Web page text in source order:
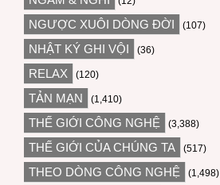
NGƯỢC XUÔI DÒNG ĐỜI (107)
NHẬT KÝ GHI VỘI (36)
RELAX (120)
TẢN MẠN (1,410)
THẾ GIỚI CÔNG NGHỆ (3,388)
THẾ GIỚI CỦA CHÚNG TA (517)
THEO DÒNG CÔNG NGHỆ (1,498)